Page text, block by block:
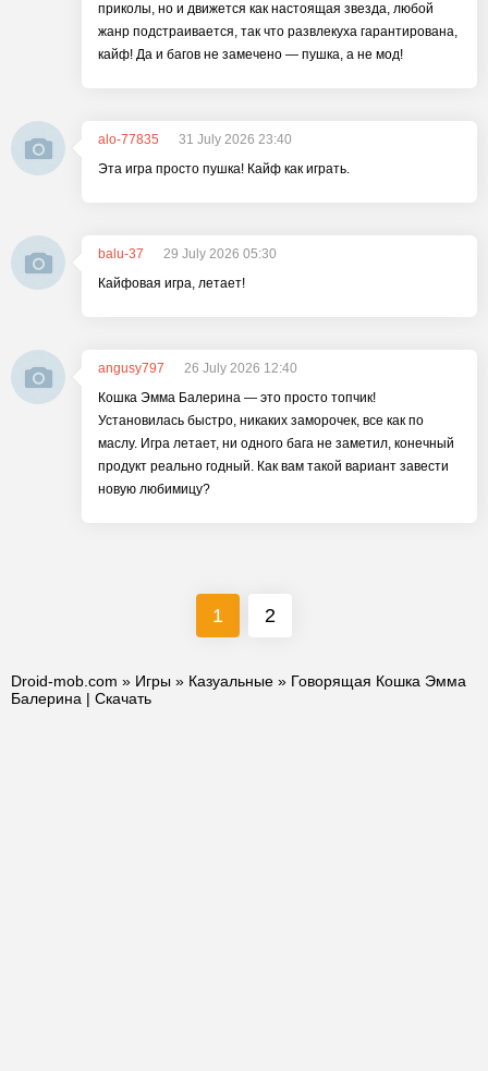
приколы, но и движется как настоящая звезда, любой
жанр подстраивается, так что развлекуха гарантирована,
кайф! Да и багов не замечено — пушка, а не мод!
alo-77835
31 July 2026 23:40
Эта игра просто пушка! Кайф как играть.
balu-37
29 July 2026 05:30
Кайфовая игра, летает!
angusy797
26 July 2026 12:40
Кошка Эмма Балерина — это просто топчик!
Установилась быстро, никаких заморочек, все как по
маслу. Игра летает, ни одного бага не заметил, конечный
продукт реально годный. Как вам такой вариант завести
новую любимицу?
1 2
Droid-mob.com » Игры » Казуальные » Говорящая Кошка Эмма
Балерина | Скачать